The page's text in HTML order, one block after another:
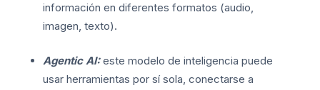
información en diferentes formatos (audio,
imagen, texto).
Agentic AI:este modelo de inteligencia puede
usar herramientas por sí sola, conectarse a